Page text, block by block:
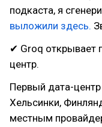
подкаста, я
выложили здесь.
✔ Groq открывает
центр.
Первый дата-
Хельсинки,
местным